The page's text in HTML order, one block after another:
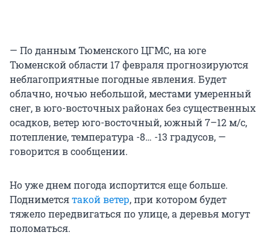
— По данным Тюменского ЦГМС, на юге
Тюменской области 17 февраля прогнозируются
неблагоприятные погодные явления. Будет
облачно, ночью небольшой, местами умеренный
снег, в юго-восточных районах без существенных
осадков, ветер юго-восточный, южный 7–12 м/с,
потепление, температура -8… -13 градусов, —
говорится в сообщении.
Но уже днем погода испортится еще больше.
Подниметсятакой ветер, при котором будет
тяжело передвигаться по улице, а деревья могут
поломаться.